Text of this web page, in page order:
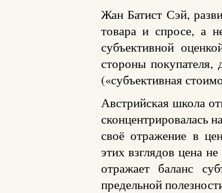
Жан Батист Сэй,
товара и спросе, а
субъективной
стороны покупателя,
(«субъективная
Австрийская школа
сконцентрировалась
своё отражение в
этих взглядов цена
отражает баланс
предельной